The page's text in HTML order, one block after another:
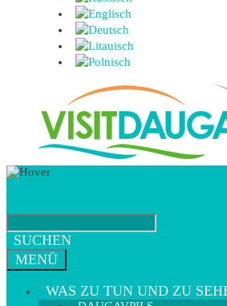
SUCHEN
MENÜ
WAS ZU TUN UND ZU